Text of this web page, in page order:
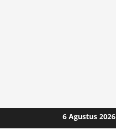
to
6 Agustus 2026